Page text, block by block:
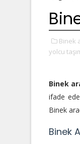
Binek
yolcu
Binek
ifade
Binek
Binek